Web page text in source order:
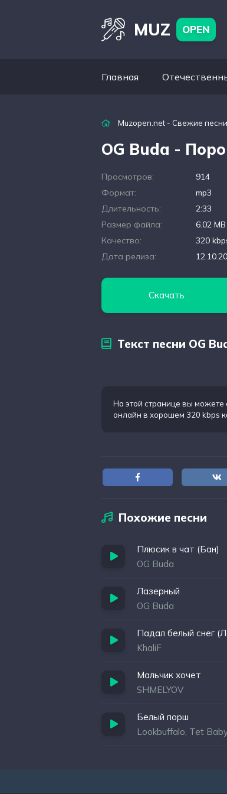
MUZ OPEN
Главная
Muzopen.net - Свежие песни
OG Buda -
Просмотров:
914
Формат:
mp3
Длительность:
2:33
Размер файла:
6.02 MB
Качество:
320
Дата релиза:
Скачать
Текст песни OG
На этой странице вы можете
онлайн в хорошем 320 kbps
Похожие песни
Плюсик в чат (Бан)
OG Buda
Лазерный
OG Buda
Падал белый снег
KhaliF
Мальчик хочет
SHMELYOV
Белый порш
Lookbuffalo, Tet